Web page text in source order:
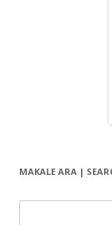
MAKALE ARA |